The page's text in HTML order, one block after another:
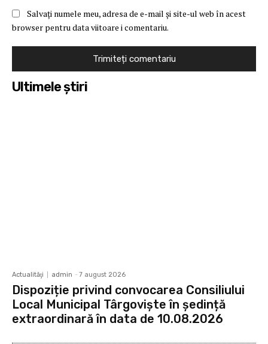
Salvați numele meu, adresa de e-mail și site-ul web în acest
browser pentru data viitoare i comentariu.
Ultimele ştiri
Actualităţi admin - 7 august 2026
Dispoziție privind convocarea Consiliului
Local Municipal Târgoviște în ședință
extraordinară în data de 10.08.2026